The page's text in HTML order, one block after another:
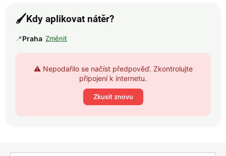
🖌️Kdy aplikovat nátěr?
📍Praha Změnit
⚠️ Nepodařilo se načíst předpověď. Zkontrolujte
připojení k internetu.
Zkusit znovu